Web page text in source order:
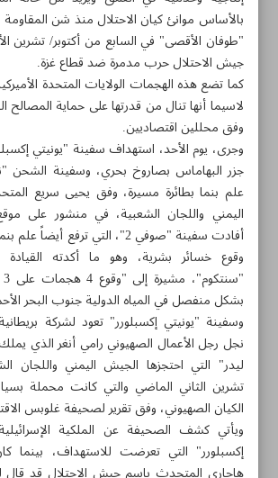
مواضيع هذه الصفحة
حرب الممرات التجار‌ية تستعر في البحر
التبادل التجاري بين إيران وكازاخستان سيبلغ 3 مليارات
لجنة تنسيق العلاقات الاقتصادية تبحث
بالأساس موانئ كيان الاحتلال منذ شن
"طوفان الأقصى" في السابع من أكتوبر/ تشرين
جيش الاحتلال حرب مدمرة ضد قطاع غزة.
كما تضع هذه الهجمات الولايات المتحدة
لاسيما أنها تنال من قدرتها على حماية المصالح
وفق محللين اقتصاديين.
وجرى، يوم الأحد، استهداف سفينة "يونيتي
علم بنما بطائرة مسيرة، وفق يحيى سريع
اليمني واللجان الشعبية، في منشور على
أفادت سفينة "صوفي 2"، التي ترفع
وقوع خسائر بشرية، وهو ما أكدته القيادة
بشكل منفصل في المياه الدولية جنوب البحر
وسفينة "يونيتي إكسبلورر" تعود لشركة
نجل رجل الأعمال الصهيوني رامي أنغر الذي
ليدر" التي احتجزها الجيش اليمني واللجان
تشرين الثاني الماضي والتي كانت محملة
الكيان الصهيوني، وفق تقرير لصحيفة غلوبس
ويأتي كشف الصحيفة عن الملكية
إكسبلورر" التي تعرضت للاستهداف، بينما
هاجاري المتحدث باسم جيش الاحتلال قد